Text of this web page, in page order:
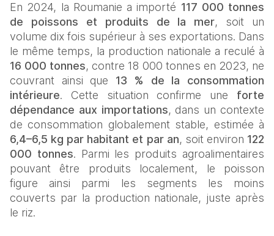
En 2024, la Roumanie a importé 117 000 tonnes
de poissons et produits de la mer, soit un
volume dix fois supérieur à ses exportations. Dans
16 000 tonnes, contre 18 000 tonnes en 2023, ne
couvrant ainsi que 13 % de la consommation
intérieure. Cette situation confirme une forte
dépendance aux importations, dans un contexte
6,4–6,5 kg par habitant et par an, soit environ 122
000 tonnes. Parmi les produits agroalimentaires
pouvant être produits localement, le poisson
figure ainsi parmi les segments les moins
couverts par la production nationale, juste après
le riz.